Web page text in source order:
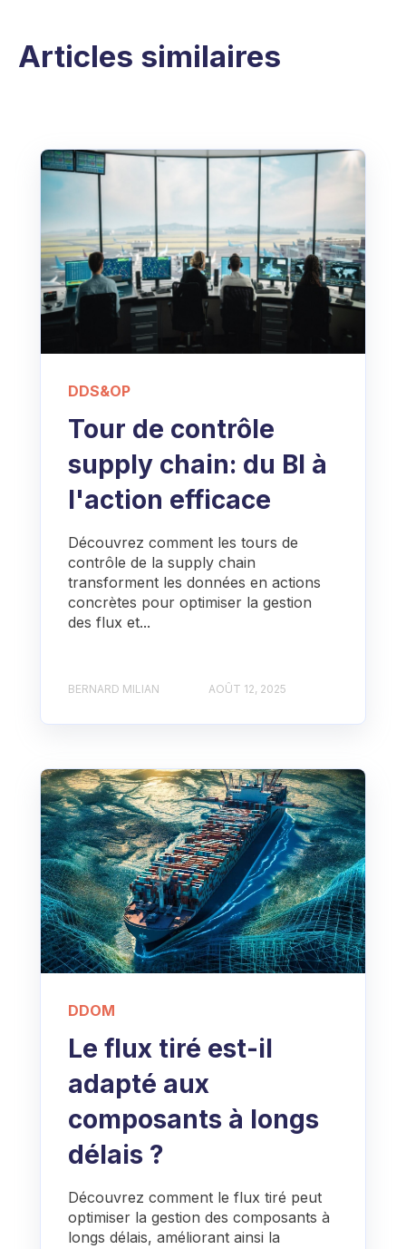
Articles similaires
DDS&OP
Tour de contrôle
supply chain: du BI à
l'action efficace
Découvrez comment les tours de
contrôle de la supply chain
transforment les données en actions
concrètes pour optimiser la gestion
des flux et...
BERNARD MILIAN AOÛT 12, 2025
DDOM
Le flux tiré est-il
adapté aux
composants à longs
délais ?
Découvrez comment le flux tiré peut
optimiser la gestion des composants à
longs délais, améliorant ainsi la